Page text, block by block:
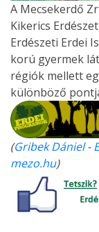
A Mecsekerdő
Kikerics
Erdészeti Erdei
korú gyermek
régiók mellett
különböző
(Gribek Dániel-
mezo.hu)